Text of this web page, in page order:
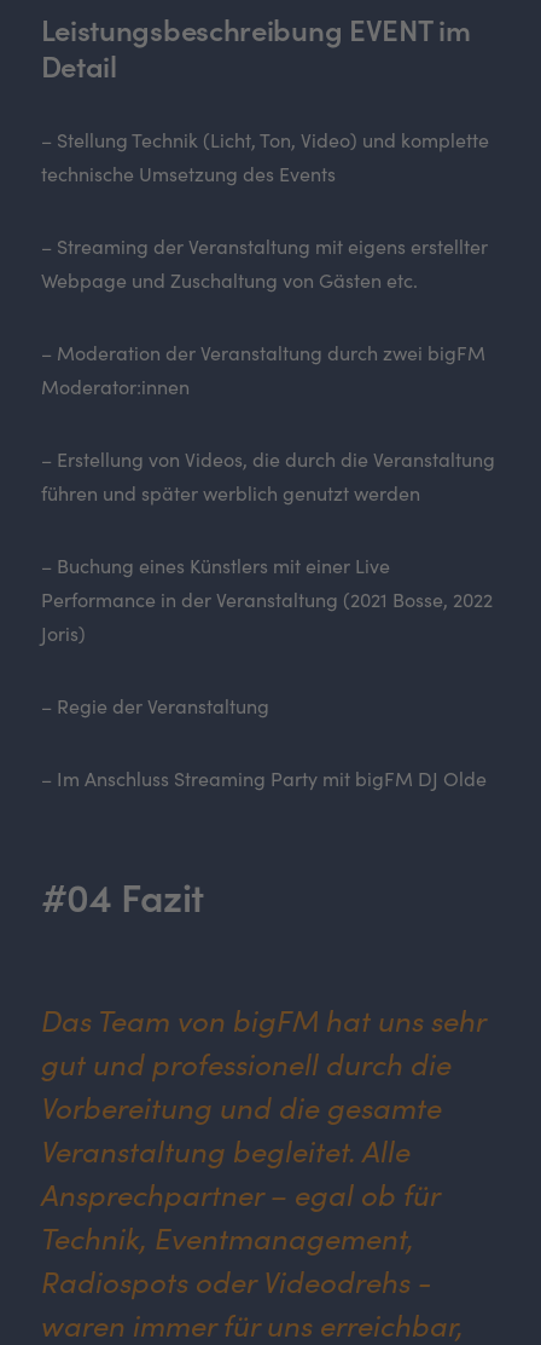
Leistungsbeschreibung EVENT im
Detail
– Stellung Technik (Licht, Ton, Video) und komplette
technische Umsetzung des Events
– Streaming der Veranstaltung mit eigens erstellter
Webpage und Zuschaltung von Gästen etc.
– Moderation der Veranstaltung durch zwei bigFM
Moderator:innen
– Erstellung von Videos, die durch die Veranstaltung
führen und später werblich genutzt werden
– Buchung eines Künstlers mit einer Live
Performance in der Veranstaltung (2021 Bosse, 2022
Joris)
– Regie der Veranstaltung
– Im Anschluss Streaming Party mit bigFM DJ Olde
#04 Fazit
Das Team von bigFM hat uns sehr
gut und professionell durch die
Vorbereitung und die gesamte
Veranstaltung begleitet. Alle
Ansprechpartner – egal ob für
Technik, Eventmanagement,
Radiospots oder Videodrehs -
waren immer für uns erreichbar,